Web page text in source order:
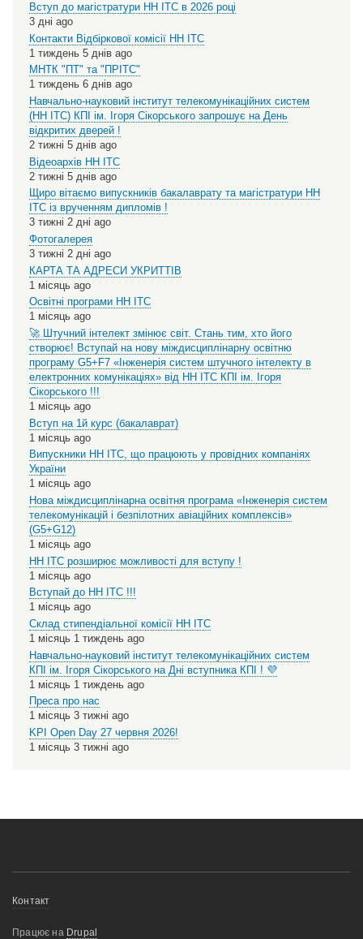
Вступ до магістратури НН ІТС в 2026 році
3 дні ago
Контакти Відбіркової комісії НН ІТС
1 тиждень 5 днів ago
МНТК "ПТ" та "ПРІТС"
1 тиждень 6 днів ago
Навчально-науковий інститут телекомунікаційних систем
(НН ІТС) КПІ ім. Ігоря Сікорського запрошує на День
відкритих дверей !
2 тижні 5 днів ago
Відеоархів НН ІТС
2 тижні 5 днів ago
Щиро вітаємо випускників бакалаврату та магістратури НН
ІТС із врученням дипломів !
3 тижні 2 дні ago
Фотогалерея
3 тижні 2 дні ago
КАРТА ТА АДРЕСИ УКРИТТІВ
1 місяць ago
Освітні програми НН ІТС
1 місяць ago
🚀 Штучний інтелект змінює світ. Стань тим, хто його
створює! Вступай на нову міждисциплінарну освітню
програму G5+F7 «Інженерія систем штучного інтелекту в
електронних комунікаціях» від НН ІТС КПІ ім. Ігоря
Сікорського !!!
1 місяць ago
Вступ на 1й курс (бакалаврат)
1 місяць ago
Випускники НН ІТС, що працюють у провідних компаніях
України
1 місяць ago
Нова міждисциплінарна освітня програма «Інженерія систем
телекомунікацій і безпілотних авіаційних комплексів»
(G5+G12)
1 місяць ago
НН ІТС розширює можливості для вступу !
1 місяць ago
Вступай до НН ІТС !!!
1 місяць ago
Склад стипендіальної комісії НН ІТС
1 місяць 1 тиждень ago
Навчально-науковий інститут телекомунікаційних систем
КПІ ім. Ігоря Сікорського на Дні вступника КПІ ! 💜
1 місяць 1 тиждень ago
Преса про нас
1 місяць 3 тижні ago
KPI Open Day 27 червня 2026!
1 місяць 3 тижні ago
Меню
Контакт
Працює на Drupal